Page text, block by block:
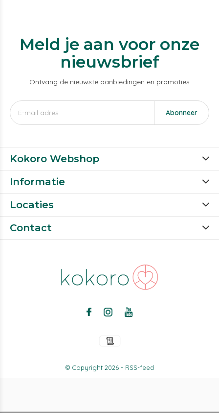
Meld je aan voor onze
nieuwsbrief
Ontvang de nieuwste aanbiedingen en promoties
Abonneer
Kokoro Webshop
Informatie
Locaties
Contact
© Copyright 2026- RSS-feed